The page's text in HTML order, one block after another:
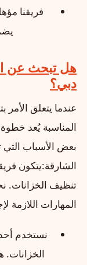
فريقنا
هل تبحث عن
دبي؟
عندما يتعلق الأمر
المناسبة يُعد
بعض الأسباب التي
الشارقة:يتكون
تنظيف الخزانات.
المهارات اللازمة
نستخدم
الخزانات.